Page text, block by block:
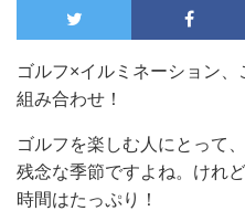
ゴルフ×イルミネーション
組み合わせ！
ゴルフを楽しむ人にとって
残念な季節ですよね。けれ
時間はたっぷり！